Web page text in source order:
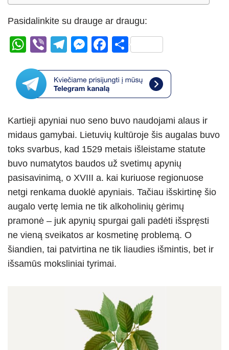
Pasidalinkite su drauge ar draugu:
W
at
s
p
p
Vi
er
T
e
gr
m
M
ss
e
g
er
F
c
e
o
o
k
S
ar
e
Kartieji apyniai nuo seno buvo naudojami alaus ir
midaus gamybai. Lietuvių kultūroje šis augalas buvo
toks svarbus, kad 1529 metais išleistame statute
buvo numatytos baudos už svetimų apynių
pasisavinimą, o XVIII a. kai kuriuose regionuose
netgi renkama duoklė apyniais. Tačiau išskirtinę šio
augalo vertę lemia ne tik alkoholinių gėrimų
pramonė – juk apynių spurgai gali padėti išspręsti
ne vieną sveikatos ar kosmetinę problemą. O
šiandien, tai patvirtina ne tik liaudies išmintis, bet ir
išsamūs moksliniai tyrimai.